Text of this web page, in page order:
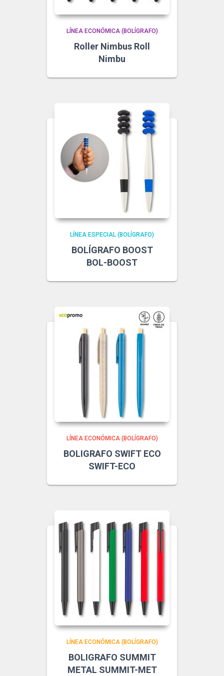
LÍNEA ECONÓMICA (BOLÍGRAFO)
Roller Nimbus Roll
Nimbu
LÍNEA ESPECIAL (BOLÍGRAFO)
BOLÍGRAFO BOOST
BOL-BOOST
LÍNEA ECONÓMICA (BOLÍGRAFO)
BOLIGRAFO SWIFT ECO
SWIFT-ECO
LÍNEA ECONÓMICA (BOLÍGRAFO)
BOLIGRAFO SUMMIT
METAL SUMMIT-MET